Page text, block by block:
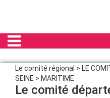
Le comité régional > LE
SEINE > MARITIME
Le comité